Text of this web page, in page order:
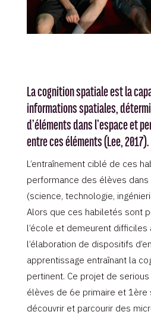
La cognition spatiale est la
informations spatiales,
d’éléments dans l’espace et
entre ces éléments (Lee, 2017).
L’entraînement ciblé de ces
performance des élèves
(science, technologie,
Alors que ces habiletés sont
l’école et demeurent difficiles
l’élaboration de dispositifs
apprentissage entraînant la
pertinent. Ce projet de
élèves de 6e primaire et 1ère
découvrir et parcourir des